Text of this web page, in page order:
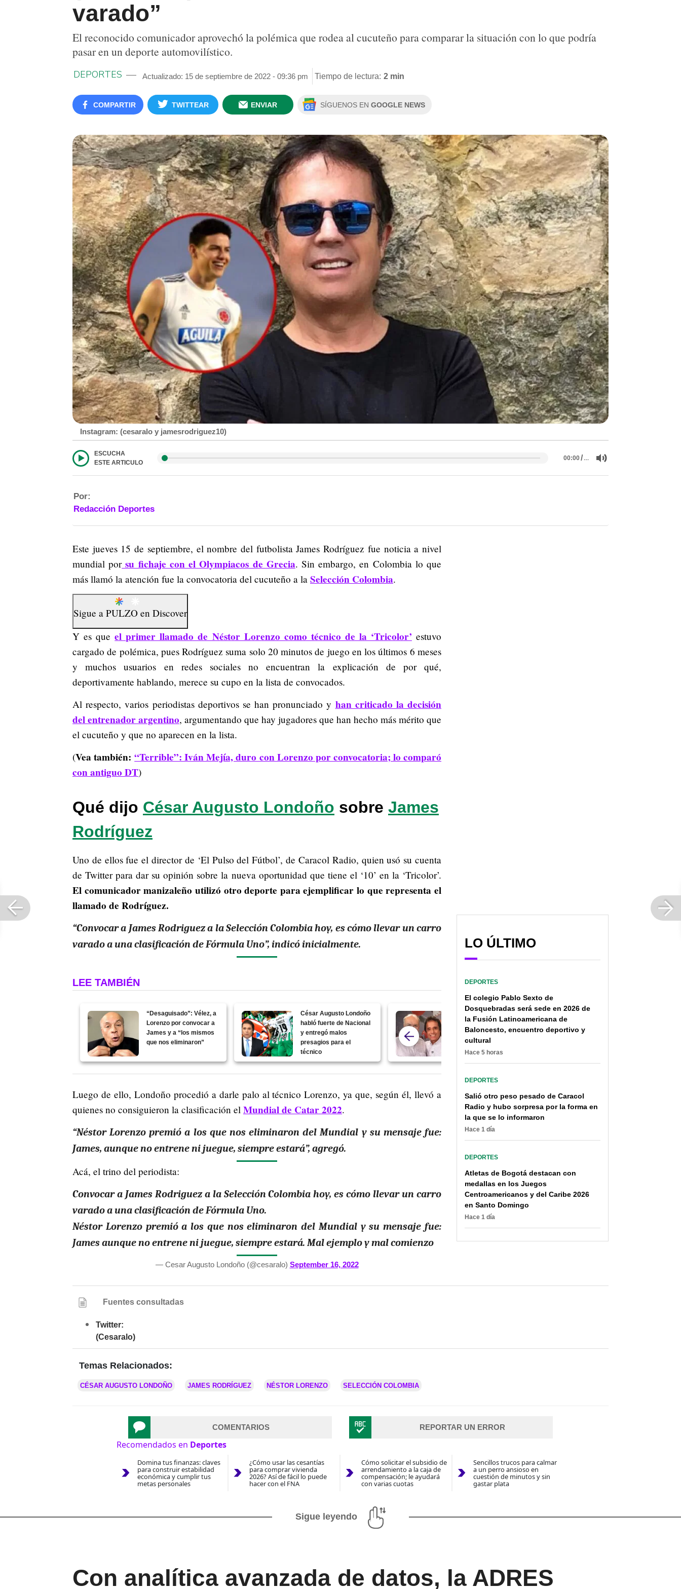
varado”
El reconocido comunicador aprovechó la polémica que rodea al cucuteño para comparar la situación con lo que podría
pasar en un deporte automovilístico.
DEPORTES Actualizado: 15 de septiembre de 2022 - 09:36 pm Tiempo de lectura: 2 min
COMPARTIR TWITTEAR ENVIAR SÍGUENOS EN GOOGLE NEWS
Instagram: (cesaralo y jamesrodriguez10)
ESCUCHA
ESTE ARTICULO
00:00/…
Por:
Redacción Deportes
Este jueves 15 de septiembre, el nombre del futbolista James Rodríguez fue noticia a nivel
mundial porsu fichaje con el Olympiacos de Grecia. Sin embargo, en Colombia lo que
más llamó la atención fue la convocatoria del cucuteño a la Selección Colombia.
Sigue a PULZO en Discover
Y es queel primer llamado de Néstor Lorenzo como técnico de la ‘Tricolor’ estuvo
cargado de polémica, pues Rodríguez suma solo 20 minutos de juego en los últimos 6 meses
y muchos usuarios en redes sociales no encuentran la explicación de por qué,
deportivamente hablando, merece su cupo en la lista de convocados.
Al respecto, varios periodistas deportivos se han pronunciado y han criticado la decisión
del entrenador argentino, argumentando que hay jugadores que han hecho más mérito que
el cucuteño y que no aparecen en la lista.
(Vea también:“Terrible”: Iván Mejía, duro con Lorenzo por convocatoria; lo comparó
con antiguo DT)
Qué dijo César Augusto Londoño sobre James
Rodríguez
Uno de ellos fue el director de ‘El Pulso del Fútbol’, de Caracol Radio, quien usó su cuenta
de Twitter para dar su opinión sobre la nueva oportunidad que tiene el ‘10’ en la ‘Tricolor’.
El comunicador manizaleño utilizó otro deporte para ejemplificar lo que representa el
llamado de Rodríguez.
“Convocar a James Rodriguez a la Selección Colombia hoy, es cómo llevar un carro
varado a una clasificación de Fórmula Uno”, indicó inicialmente.
LEE TAMBIÉN
“Desaguisado”: Vélez, a
Lorenzo por convocar a
James y a “los mismos
que nos eliminaron”
César Augusto Londoño
habló fuerte de Nacional
y entregó malos
presagios para el
técnico
Iván Mejía arremetió otra
vez contra el 'Pulso del
fútbol', al ver comentario
de oyente
Luego de ello, Londoño procedió a darle palo al técnico Lorenzo, ya que, según él, llevó a
quienes no consiguieron la clasificación el Mundial de Catar 2022.
“Néstor Lorenzo premió a los que nos eliminaron del Mundial y su mensaje fue:
James, aunque no entrene ni juegue, siempre estará”, agregó.
Acá, el trino del periodista:
Convocar a James Rodriguez a la Selección Colombia hoy, es cómo llevar un carro
varado a una clasificación de Fórmula Uno.
Néstor Lorenzo premió a los que nos eliminaron del Mundial y su mensaje fue:
James aunque no entrene ni juegue, siempre estará. Mal ejemplo y mal comienzo
— Cesar Augusto Londoño (@cesaralo) September 16, 2022
LO ÚLTIMO
DEPORTES
El colegio Pablo Sexto de
Dosquebradas será sede en 2026 de
la Fusión Latinoamericana de
Baloncesto, encuentro deportivo y
cultural
Hace 5 horas
DEPORTES
Salió otro peso pesado de Caracol
Radio y hubo sorpresa por la forma en
la que se lo informaron
Hace 1 día
DEPORTES
Atletas de Bogotá destacan con
medallas en los Juegos
Centroamericanos y del Caribe 2026
en Santo Domingo
Hace 1 día
Fuentes consultadas
Twitter:
(Cesaralo)
Temas Relacionados:
CÉSAR AUGUSTO LONDOÑO JAMES RODRÍGUEZ NÉSTOR LORENZO SELECCIÓN COLOMBIA
COMENTARIOS REPORTAR UN ERROR
Recomendados en Deportes
Domina tus finanzas: claves
para construir estabilidad
económica y cumplir tus
metas personales
¿Cómo usar las cesantías
para comprar vivienda
2026? Así de fácil lo puede
hacer con el FNA
Cómo solicitar el subsidio de
arrendamiento a la caja de
compensación; le ayudará
con varias cuotas
Sencillos trucos para calmar
a un perro ansioso en
cuestión de minutos y sin
gastar plata
Sigue leyendo
Con analítica avanzada de datos, la ADRES